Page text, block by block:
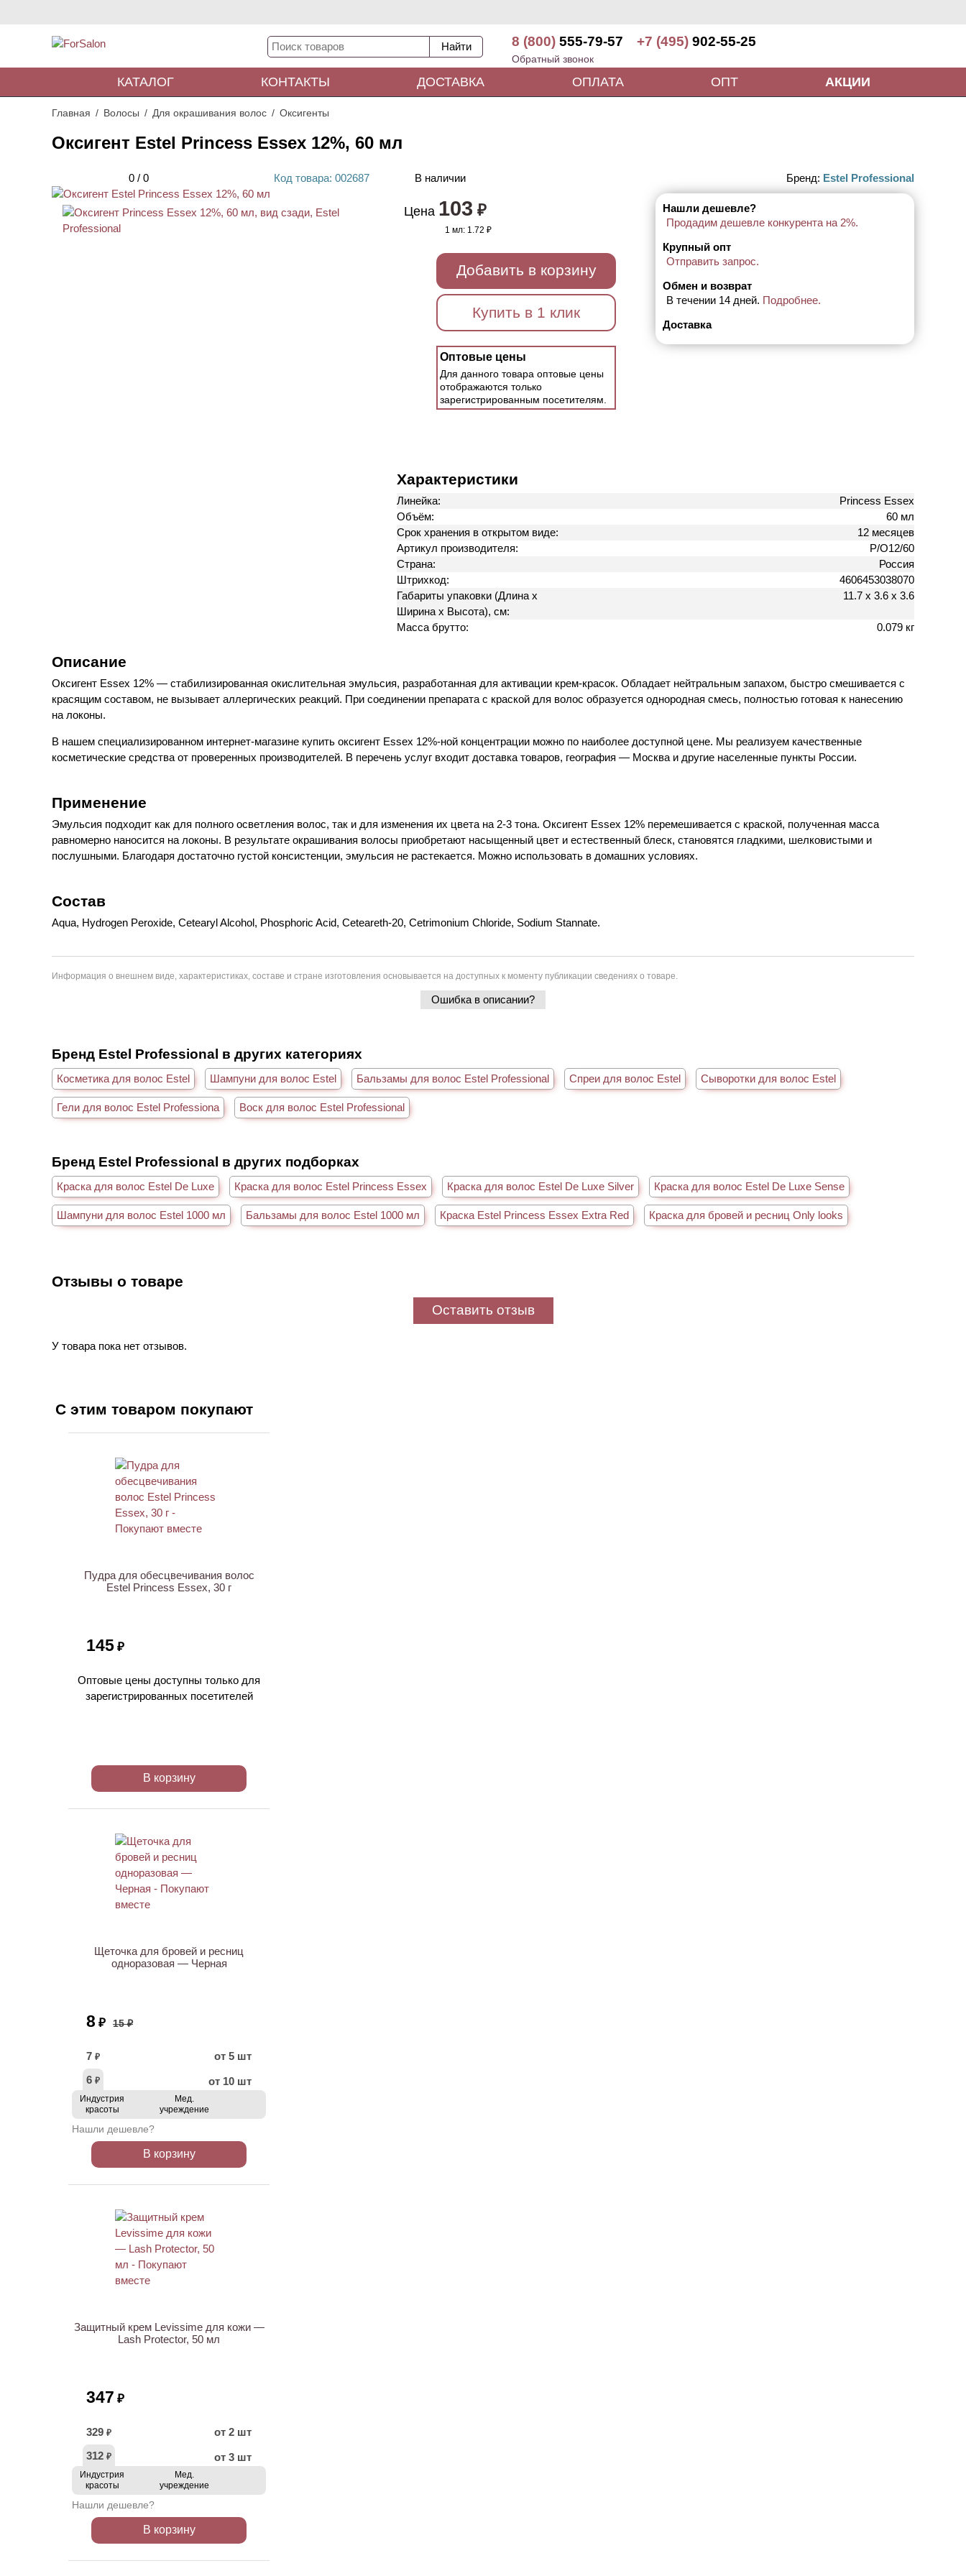
8 (800) 555-79-57 +7 (495) 902-55-25
Обратный звонок
КАТАЛОГ КОНТАКТЫ ДОСТАВКА ОПЛАТА ОПТ АКЦИИ
Главная Волосы Для окрашивания волос Оксигенты
Оксигент Estel Princess Essex 12%, 60 мл
0 / 0 Код товара: 002687 В наличии Бренд: Estel Professional
Цена 103 ₽
1 мл: 1.72 ₽
Добавить в корзину
Купить в 1 клик
Оптовые цены
Для данного товара оптовые цены
отображаются только
зарегистрированным посетителям.
Нашли дешевле?
Продадим дешевле конкурента на 2%.
Крупный опт
Отправить запрос.
Обмен и возврат
В течении 14 дней. Подробнее.
Доставка
Характеристики
Линейка:
Princess Essex
Объём:
60 мл
Срок хранения в открытом виде:
12 месяцев
Артикул производителя:
P/O12/60
Страна:
Россия
Штрихкод:
4606453038070
Габариты упаковки (Длина х
Ширина х Высота), см:
11.7 х 3.6 х 3.6
Масса брутто: 0.079 кг
Описание
Оксигент Essex 12% — стабилизированная окислительная эмульсия, разработанная для активации крем-красок. Обладает нейтральным запахом, быстро смешивается с
красящим составом, не вызывает аллергических реакций. При соединении препарата с краской для волос образуется однородная смесь, полностью готовая к нанесению
на локоны.
В нашем специализированном интернет-магазине купить оксигент Essex 12%-ной концентрации можно по наиболее доступной цене. Мы реализуем качественные
косметические средства от проверенных производителей. В перечень услуг входит доставка товаров, география — Москва и другие населенные пункты России.
Применение
Эмульсия подходит как для полного осветления волос, так и для изменения их цвета на 2-3 тона. Оксигент Essex 12% перемешивается с краской, полученная масса
равномерно наносится на локоны. В результате окрашивания волосы приобретают насыщенный цвет и естественный блеск, становятся гладкими, шелковистыми и
послушными. Благодаря достаточно густой консистенции, эмульсия не растекается. Можно использовать в домашних условиях.
Состав
Aqua, Hydrogen Peroxide, Cetearyl Alcohol, Phosphoric Acid, Ceteareth-20, Cetrimonium Chloride, Sodium Stannate.
Информация о внешнем виде, характеристиках, составе и стране изготовления основывается на доступных к моменту публикации сведениях о товаре.
Ошибка в описании?
Бренд Estel Professional в других категориях
Косметика для волос Estel Шампуни для волос Estel Бальзамы для волос Estel Professional Спреи для волос Estel Сыворотки для волос Estel
Гели для волос Estel Professiona Воск для волос Estel Professional
Бренд Estel Professional в других подборках
Краска для волос Estel De Luxe Краска для волос Estel Princess Essex Краска для волос Estel De Luxe Silver Краска для волос Estel De Luxe Sense
Шампуни для волос Estel 1000 мл Бальзамы для волос Estel 1000 мл Краска Estel Princess Essex Extra Red Краска для бровей и ресниц Only looks
Отзывы о товаре
Оставить отзыв
У товара пока нет отзывов.
С этим товаром покупают
Пудра для обесцвечивания волос
Estel Princess Essex, 30 г
145 ₽
Оптовые цены доступны только для
зарегистрированных посетителей
В корзину
Щеточка для бровей и ресниц
одноразовая — Черная
8 ₽ 15 ₽
7 ₽
от 5 шт
6 ₽ от 10 шт
Индустрия
красоты
Мед.
учреждение
Нашли дешевле?
В корзину
Защитный крем Levissime для кожи —
Lash Protector, 50 мл
347 ₽
329 ₽
от 2 шт
312 ₽ от 3 шт
Индустрия
красоты
Мед.
учреждение
Нашли дешевле?
В корзину